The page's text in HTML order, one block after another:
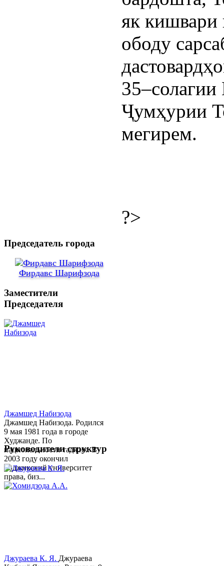
як кишвари
ободу
Ҷумҳурии
мегирем.
?>
Председатель города
Фирдавс Шарифзода
Заместители
Председателя
Джамшед Набизода
Джамшед Набизода. Родился
9 мая 1981 года в городе
Худжанде. По
национальности таджик. В
2003 году окончил
Таджикский университет
права, биз...
Руководители структур
Джураева К. Я. Джураева